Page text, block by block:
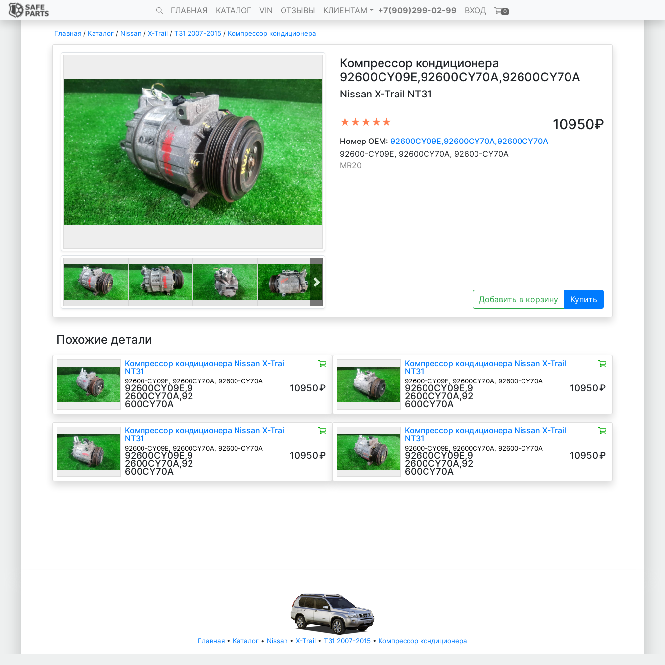
ГЛАВНАЯ КАТАЛОГ VIN ОТЗЫВЫ КЛИЕНТАМ +7(909)299-02-99 ВХОД 0
Главная / Каталог / Nissan / X-Trail / T31 2007-2015 / Компрессор кондиционера
Компрессор кондиционера
92600CY09E,92600CY70A,92600CY70A
Nissan X-Trail NT31
★★★★★ 10950₽
Номер OEM: 92600CY09E,92600CY70A,92600CY70A
92600-CY09E, 92600CY70A, 92600-CY70A
MR20
Добавить в корзину Купить
Похожие детали
Компрессор кондиционера Nissan X-Trail
NT31
92600-CY09E, 92600CY70A, 92600-CY70A
MR20
★★★★
92600CY09E,9
2600CY70A,92
600CY70A
10950₽
Компрессор кондиционера Nissan X-Trail
NT31
92600-CY09E, 92600CY70A, 92600-CY70A
MR20
★★★★
92600CY09E,9
2600CY70A,92
600CY70A
10950₽
Компрессор кондиционера Nissan X-Trail
NT31
92600-CY09E, 92600CY70A, 92600-CY70A
MR20
★★★★
92600CY09E,9
2600CY70A,92
600CY70A
10950₽
Компрессор кондиционера Nissan X-Trail
NT31
92600-CY09E, 92600CY70A, 92600-CY70A
MR20
★★★★
92600CY09E,9
2600CY70A,92
600CY70A
10950₽
Главная • Каталог • Nissan • X-Trail • T31 2007-2015 • Компрессор кондиционера